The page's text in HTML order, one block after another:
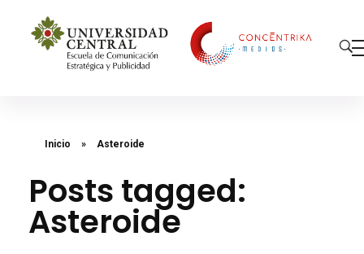
Inicio » Asteroide
Posts tagged:
Asteroide